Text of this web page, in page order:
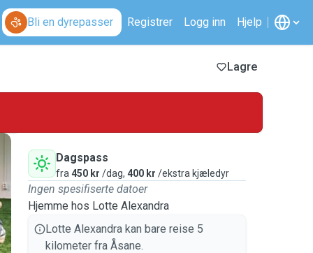
Bli en dyrepasser Registrer Logg inn Hjelp
Lagre
Dagspass
fra 450 kr /dag, 400 kr /ekstra kjæledyr
Ingen spesifiserte datoer
Hjemme hos Lotte Alexandra
Lotte Alexandra kan bare reise 5
kilometer fra Åsane.